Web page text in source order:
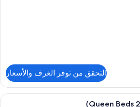
التحقق من توفر الغرف والأسعار
ملاءات من القطن المصري وأغطية